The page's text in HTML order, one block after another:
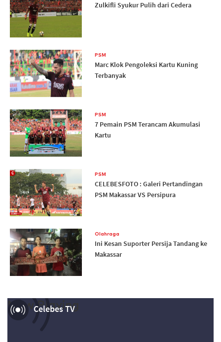
Zulkifli Syukur Pulih dari Cedera
PSM
Marc Klok Pengoleksi Kartu Kuning
Terbanyak
PSM
7 Pemain PSM Terancam Akumulasi
Kartu
PSM
CELEBESFOTO : Galeri Pertandingan
PSM Makassar VS Persipura
Olahraga
Ini Kesan Suporter Persija Tandang ke
Makassar
Celebes TV
Now Playing